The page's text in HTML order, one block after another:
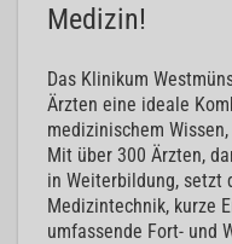
Medizin!
Das Klinikum
Ärzten eine ideale
medizinischem
Mit über 300 Ärzten,
in Weiterbildung, setzt
Medizintechnik, kurze
umfassende Fort- und